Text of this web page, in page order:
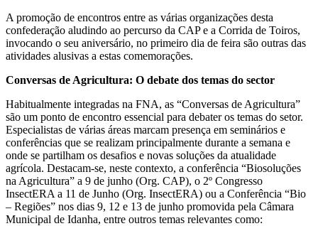
A promoção de encontros entre as várias organizações desta
confederação aludindo ao percurso da CAP e a Corrida de Toiros,
invocando o seu aniversário, no primeiro dia de feira são outras das
atividades alusivas a estas comemorações.
Conversas de Agricultura: O debate dos temas do sector
Habitualmente integradas na FNA, as “Conversas de Agricultura”
são um ponto de encontro essencial para debater os temas do setor.
Especialistas de várias áreas marcam presença em seminários e
conferências que se realizam principalmente durante a semana e
onde se partilham os desafios e novas soluções da atualidade
agrícola. Destacam-se, neste contexto, a conferência “Biosoluções
na Agricultura” a 9 de junho (Org. CAP), o 2º Congresso
InsectERA a 11 de Junho (Org. InsectERA) ou a Conferência “Bio
– Regiões” nos dias 9, 12 e 13 de junho promovida pela Câmara
Municipal de Idanha, entre outros temas relevantes como: